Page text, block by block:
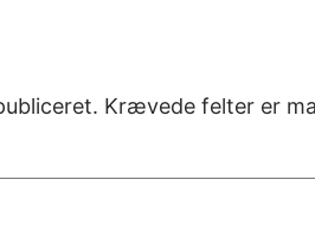
Krævede felter er